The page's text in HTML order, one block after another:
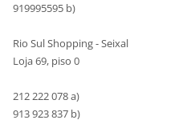
919995595 b)
Rio Sul Shopping - Seixal
Loja 69, piso 0
212 222 078 a)
913 923 837 b)